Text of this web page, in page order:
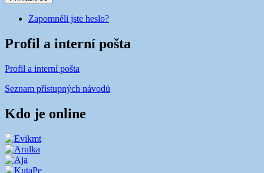
Zapomněli jste heslo?
Profil a interní pošta
Profil a interní pošta
Seznam přístupných návodů
Kdo je online